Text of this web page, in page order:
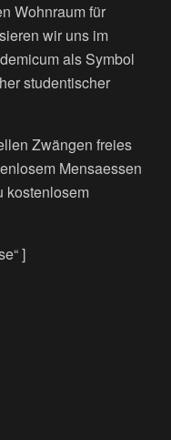
Wohnraum für
wir uns im
als Symbol
studentischer
Zwängen freies
Mensaessen
kostenlosem
]